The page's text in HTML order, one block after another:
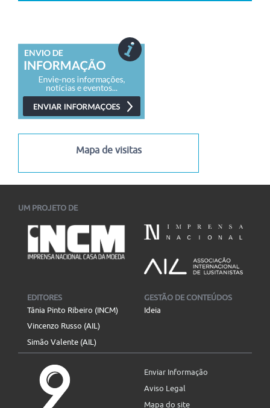
Mapa de visitas
UM PROJETO DE
EDITORES
Tânia Pinto Ribeiro (INCM)
Vincenzo Russo (AIL)
Simão Valente (AIL)
GESTÃO DE CONTEÚDOS
Ideia
Enviar Informação
Aviso Legal
Mapa do site